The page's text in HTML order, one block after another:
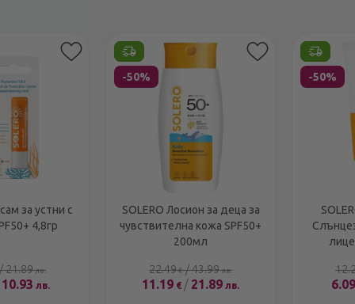
за устни с
4,8гр
/21.89лв.
10.93 лв.
Етикети
-50%
SOLERO Лосион за деца за
чувствителна кожа SPF50+
200мл
22.49€ /43.99лв.
11.19 € / 21.89 лв.
Етикети
-50%